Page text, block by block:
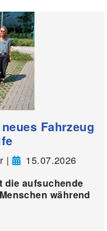
Fahrzeug
| 15.07.2026
die aufsuchende
während